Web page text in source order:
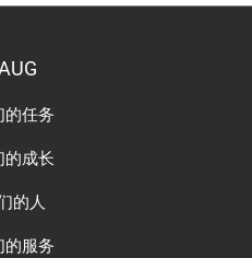
的任务
的成长
的人
的服务